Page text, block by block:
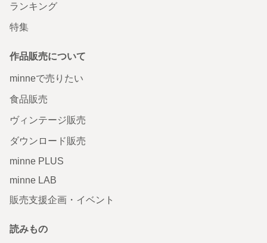
ランキング
特集
作品販売について
minneで売りたい
食品販売
ヴィンテージ販売
ダウンロード販売
minne PLUS
minne LAB
販売支援企画・イベント
読みもの